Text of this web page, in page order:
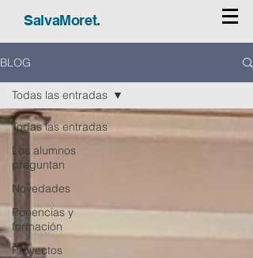
SalvaMoret.
BLOG
Todas las entradas
Los alumnos
preguntan
Novedades
Ponencias y
formación
Proyectos
Todas las entradas